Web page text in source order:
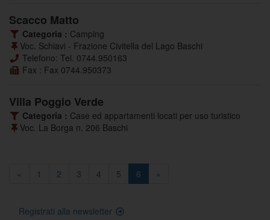
Scacco Matto
Categoria : Camping
Voc. Schiavi - Frazione Civitella del Lago Baschi
Telefono: Tel. 0744.950163
Fax : Fax 0744.950373
Villa Poggio Verde
Categoria : Case ed appartamenti locati per uso turistico
Voc. La Borga n. 206 Baschi
« 1 2 3 4 5 6 »
Registrati alla newsletter